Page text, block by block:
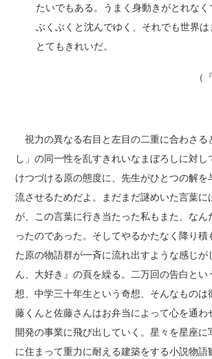
たいでもある。うまく身動きがとれなく
ぶくぶくと沈んでゆく、それでも世界
とてもきれいだ。
（
視力の異なる右目と左目の二重に合わさる
し」の同一性を乱すきれいなまぼろしに対
けつづける原の態度に、先生がひとつの解
流させるためだよ。まだまだ謎めいた言葉に
が、この言葉に行き当たった私もまた、なん
ったのであった。そしてやるかたなく降り
た原の物語群が一斉に流れ出すような感じが
ん、大好き』の頁を繰る。二万回の告白とい
想、中学三十年生という奇想、そんなものは
藤くんと佐藤さんはお弁当によって心を通わ
開発の事業に飛び出していく。星々を星座
に住まって重力に耐える建築をする小説物